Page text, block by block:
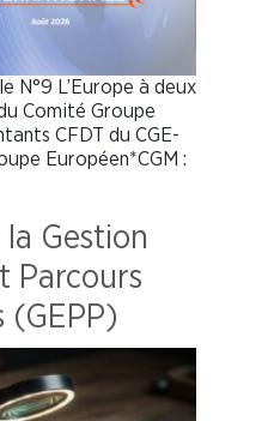
N°9 L’Europe à deux
Comité Groupe
CFDT du CGE-
Européen*CGM :
Gestion
Parcours
(GEPP)